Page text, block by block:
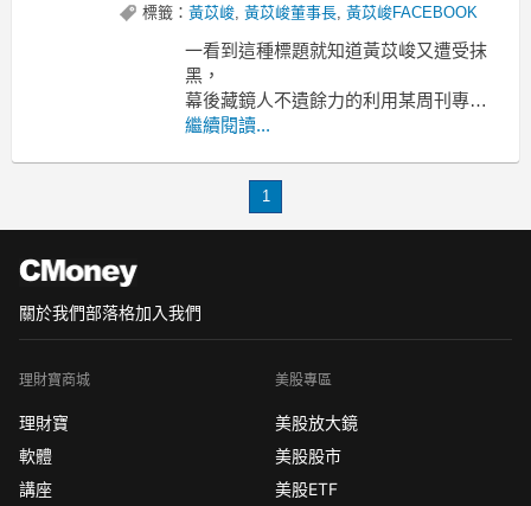
標籤： 黃苡峻, 黃苡峻董事長, 黃苡峻FACEBOOK
一看到這種標題就知道黃苡峻又遭受抹
黑，
幕後藏鏡人不遺餘力的利用某周刊專欄
寫天方夜譚，
吸引讀者，
繼續閱讀...
1
關於我們部落格加入我們
理財寶商城
理財寶
軟體
講座
美股專區
美股放大鏡
美股股市
美股ETF